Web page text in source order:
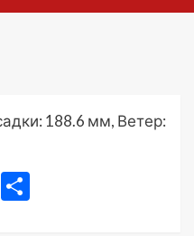
188.6 мм, Ветер:
Odnoklassniki